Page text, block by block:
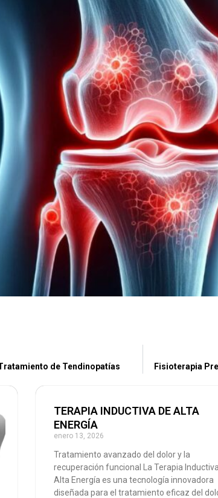
de Tendinopatías Fisioterapia
TERAPIA INDUCTIVA DE ALTA
ENERGÍA
enero 13, 2026
Tratamiento avanzado del dolor y la
recuperación funcional La Terapia
Alta Energía es una tecnología innovadora
diseñada para el tratamiento eficaz del